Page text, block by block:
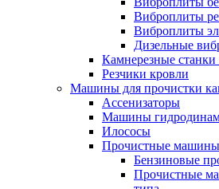
Виброплиты
Виброплиты
Дизельные
Камнерезные
Резчики кровли
Машины для прочистки
Ассенизаторы
Машины
Илососы
Прочистные машины
Бензиновые
Прочистные